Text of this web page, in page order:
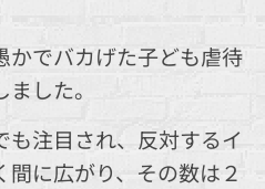
かでバカげた子ども虐待
した。
も注目され、反対するイ
に広がり、その数は２